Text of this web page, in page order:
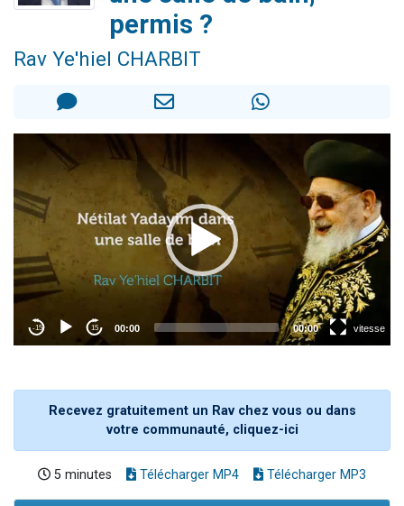
Ariel vient de donner son Maasser
Il reste 49 places pour étudier en groupe sur Zoom
permis ?
Rav Ye'hiel CHARBIT
Recevez gratuitement un Rav chez vous ou dans
votre communauté, cliquez-ici
5 minutes Télécharger MP4 Télécharger MP3